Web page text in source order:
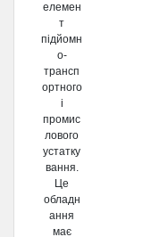
елемен
т
підйомн
о-
трансп
ортного
і
промис
лового
устатку
вання.
Це
обладн
ання
має